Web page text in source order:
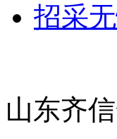
招采
山东齐